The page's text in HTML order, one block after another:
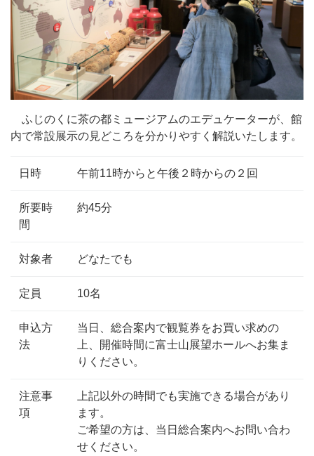
ふじのくに茶の都ミュージアムのエデュケーターが、館
内で常設展示の見どころを分かりやすく解説いたします。
日時 午前11時からと午後２時からの２回
所要時
間
約45分
対象者 どなたでも
定員 10名
申込方
法
当日、総合案内で観覧券をお買い求めの
上、開催時間に富士山展望ホールへお集ま
りください。
注意事
項
上記以外の時間でも実施できる場合があり
ます。
ご希望の方は、当日総合案内へお問い合わ
せください。